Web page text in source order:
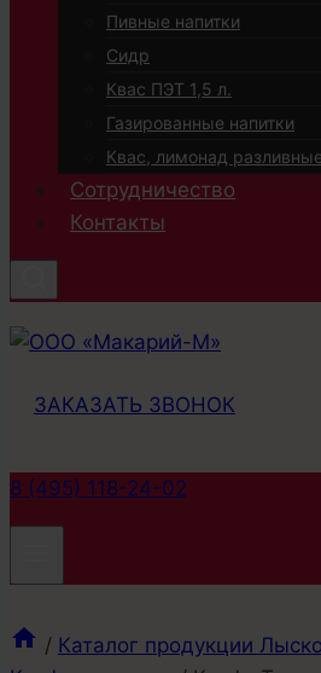
Пивные напитки
Сидр
Квас ПЭТ 1,5 л.
Газированные напитки
Квас, лимонад разливные
Сотрудничество
Контакты
ЗАКАЗАТЬ ЗВОНОК
8 (495) 118-24-02
/ Каталог продукции